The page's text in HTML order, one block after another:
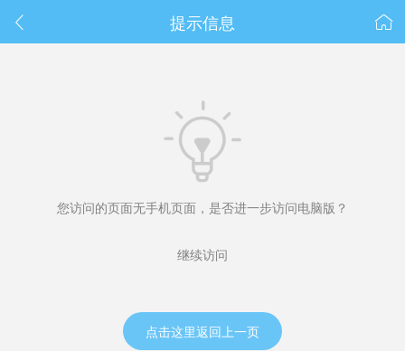
 
提示信息

您访问的页面无手机页面，是否进一步访问电脑版？
继续访问
点击这里返回上一页